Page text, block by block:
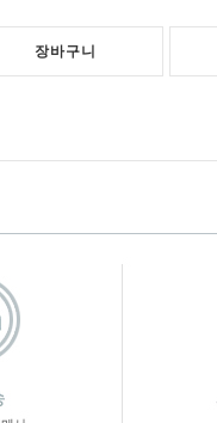
장바구니